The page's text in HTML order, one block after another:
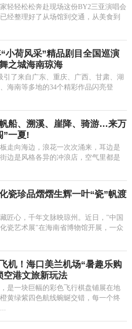
轻轻松松奔赴现场这份BY2三亚演唱会
经整理好了从场馆到交通，从美食到
小荷风采”精品剧目全国巡演
之城海南琼海
引了来自广东、重庆、广西、甘肃、湖
海南等多地的34个精彩作品闪亮登
船、溯溪、崖降、骑游…来万
”一夏!
走向海边，浪花一次次涌来，耳边是
边是风格各异的冲浪店，空气里都是
瓷珍品熠熠生辉一叶“瓷”帆渡
匠心，千年文脉映琼州。近日，"中国
瓷艺术展"在海南省博物馆开展，一众
机！海口美兰机场“暑趣乐购
空港文旅新玩法
是一块巨幅的彩色飞行棋盘铺展在地
黄绿紫四色航线蜿蜒交错，每一个终